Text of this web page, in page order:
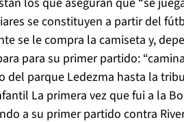
se constituyen a partir del
se le compra la camiseta y,
para su primer partido:
del parque Ledezma hasta la
La primera vez que fui a la
a su primer partido contra